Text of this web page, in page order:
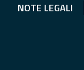
NOTE LEGALI